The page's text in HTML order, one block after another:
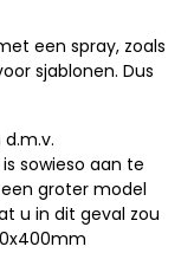
een spray, zoals
sjablonen. Dus
sowieso aan te
groter model
u in dit geval zou